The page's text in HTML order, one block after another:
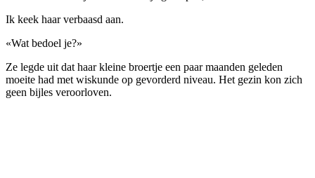
Ik keek haar verbaasd aan.
«Wat bedoel je?»
Ze legde uit dat haar kleine broertje een paar maanden geleden
moeite had met wiskunde op gevorderd niveau. Het gezin kon zich
geen bijles veroorloven.